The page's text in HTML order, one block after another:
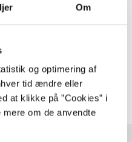
Om
og optimering af
tid ændre eller
at klikke på ”Cookies” i
om de anvendte